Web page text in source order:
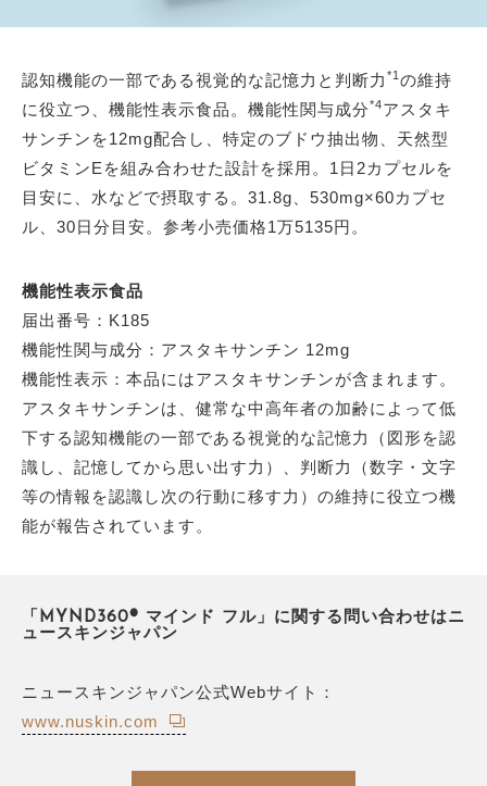
認知機能の一部である視覚的な記憶力と判断力 *1 の維持
に役立つ、機能性表示食品。機能性関与成分*4アスタキ
サンチンを12mg配合し、特定のブドウ抽出物、天然型
ビタミンEを組み合わせた設計を採用。1日2カプセルを
目安に、水などで摂取する。31.8g、530mg×60カプセ
ル、30日分目安。参考小売価格1万5135円。
機能性表示食品
届出番号：K185
機能性関与成分：アスタキサンチン 12mg
機能性表示：本品にはアスタキサンチンが含まれます。
アスタキサンチンは、健常な中高年者の加齢によって低
下する認知機能の一部である視覚的な記憶力（図形を認
識し、記憶してから思い出す力）、判断力（数字・文字
等の情報を認識し次の行動に移す力）の維持に役立つ機
能が報告されています。
「MYND360® マインド フル」に関する問い合わせはニ
ュースキンジャパン
ニュースキンジャパン公式Webサイト：
www.nuskin.com